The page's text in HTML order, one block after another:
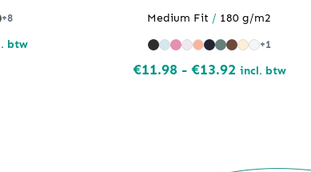
+8
btw
Medium Fit / 180 g/m2
+1
€11.98 - €13.92Prijsklasse:
incl. btw